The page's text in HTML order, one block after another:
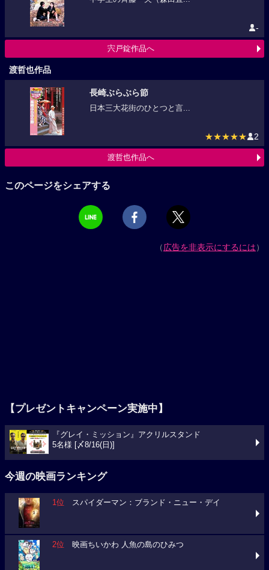
-
宍戸錠作品へ
渡哲也作品
長崎ぶらぶら節
日本三大花街のひとつと言...
★★★★★ 2
渡哲也作品へ
このページをシェアする
（広告を非表示にするには）
【プレゼントキャンペーン実施中】
『グレイ・ミッション』アクリルスタンド
5名様 [〆8/16(日)]
今週の映画ランキング
1位 スパイダーマン：ブランド・ニュー・デイ
2位 映画ちいかわ 人魚の島のひみつ